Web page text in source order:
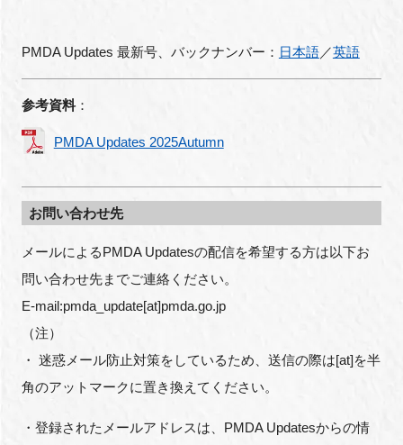
閉じる
PMDA Updates 最新号、バックナンバー： 日本語／英語
参考資料：
PMDA Updates 2025Autumn
お問い合わせ先
メールによるPMDA Updatesの配信を希望する方は以下お
問い合わせ先までご連絡ください。
E-mail:pmda_update[at]pmda.go.jp
（注）
・ 迷惑メール防止対策をしているため、送信の際は[at]を半
角のアットマークに置き換えてください。
・登録されたメールアドレスは、PMDA Updatesからの情